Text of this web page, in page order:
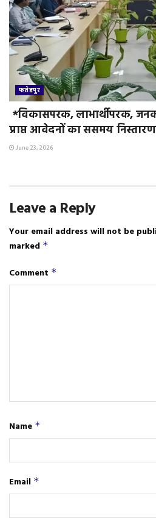
फतेहपुर
*विकासपरक, लाभार्थीपरक,
प्राप्त आवेदनों का ससमय
June 23, 2026
Leave a Reply
Your email address will not be
marked *
Comment *
Name *
Email *